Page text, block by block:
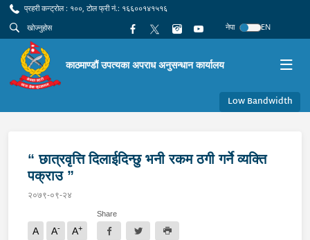
प्रहरी कन्ट्रोल : १००, टोल फ्री नं.: १६६००१४१५१६
नेपा
EN
काठमाण्डौं उपत्यका अपराध अनुसन्धान कार्यालय
Low Bandwidth
“ छात्रवृत्ति दिलाईदिन्छु भनी रकम ठगी गर्ने व्यक्ति
पक्राउ ”
२०७९-०९-२४
A A- A+
Share